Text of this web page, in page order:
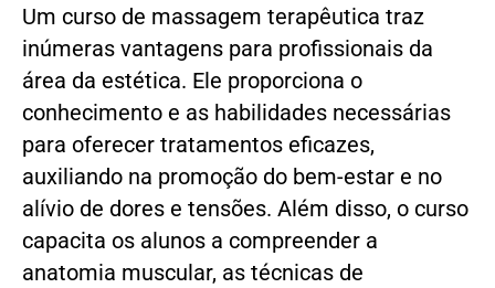
Um curso de massagem terapêutica traz
inúmeras vantagens para profissionais da
área da estética. Ele proporciona o
conhecimento e as habilidades necessárias
para oferecer tratamentos eficazes,
auxiliando na promoção do bem-estar e no
alívio de dores e tensões. Além disso, o curso
capacita os alunos a compreender a
anatomia muscular, as técnicas de